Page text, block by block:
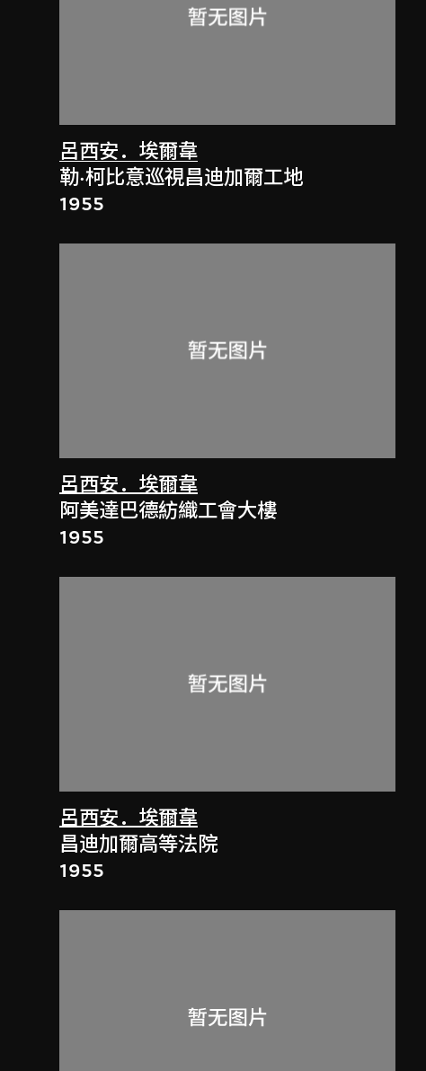
呂西安．埃爾韋
勒·柯比意巡視昌迪加爾工地
1955
呂西安．埃爾韋
阿美達巴德紡織工會大樓
1955
呂西安．埃爾韋
昌迪加爾高等法院
1955